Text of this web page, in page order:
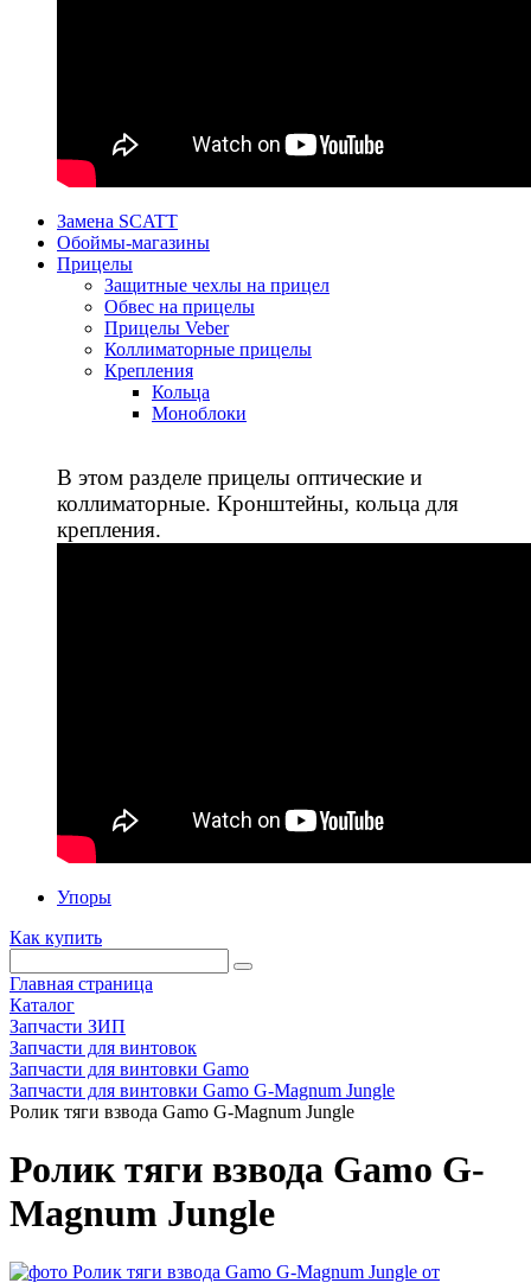
Замена SCATT
Обоймы-магазины
Прицелы
Защитные чехлы на прицел
Обвес на прицелы
Прицелы Veber
Коллиматорные прицелы
Крепления
Кольца
Моноблоки
В этом разделе прицелы оптические и
коллиматорные. Кронштейны, кольца для
крепления.
Упоры
Как купить
Главная страница
Каталог
Запчасти ЗИП
Запчасти для винтовок
Запчасти для винтовки Gamo
Запчасти для винтовки Gamo G-Magnum Jungle
Ролик тяги взвода Gamo G-Magnum Jungle
Ролик тяги взвода Gamo G-
Magnum Jungle